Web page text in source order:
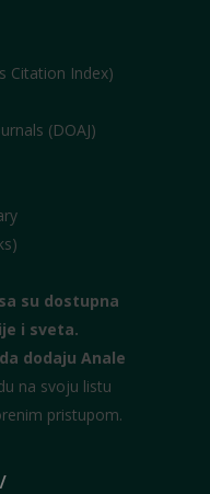
Citation Index)
(DOAJ)
su dostupna
i sveta.
dodaju Anale
na svoju listu
pristupom.